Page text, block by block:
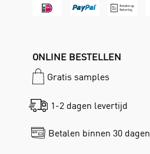
ONLINE BESTELLEN
Gratis samples
1-2 dagen levertijd
Betalen binnen 30 dagen